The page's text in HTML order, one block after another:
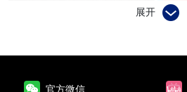
展开
官方微信